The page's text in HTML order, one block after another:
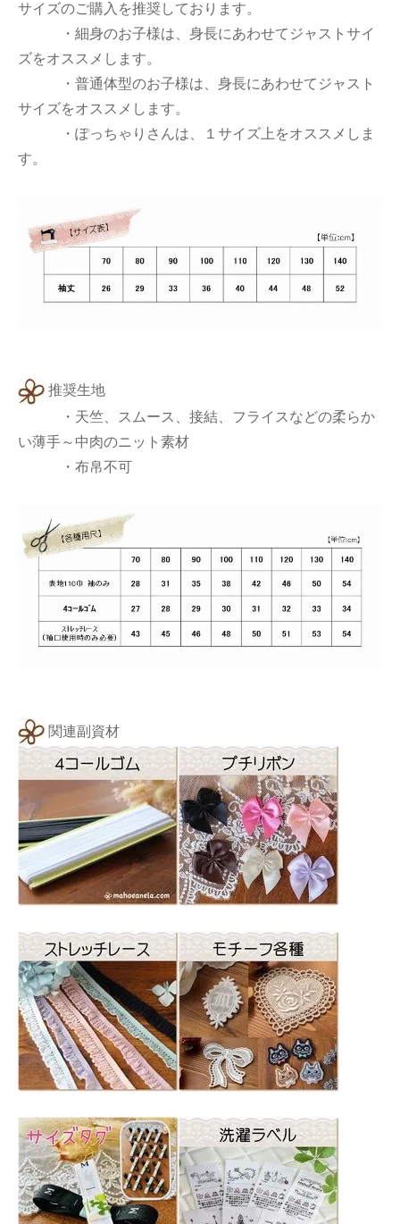
サイズのご購入を推奨しております。
・細身のお子様は、身長にあわせてジャストサイ
ズをオススメします。
・普通体型のお子様は、身長にあわせてジャスト
サイズをオススメします。
・ぽっちゃりさんは、１サイズ上をオススメしま
す。
推奨生地
・天竺、スムース、接結、フライスなどの柔らか
い薄手～中肉のニット素材
・布帛不可
関連副資材